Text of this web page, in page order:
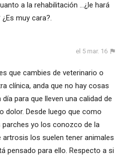
a la rehabilitación ...¿le hará
muy cara?.
el 5 mar. 16
que cambies de veterinario o
clínica, anda que no hay cosas
para que lleven una calidad de
dolor. Desde luego que como
parches yo los conozco de la
los suelen tener animales
pensado para ello. Respecto a si